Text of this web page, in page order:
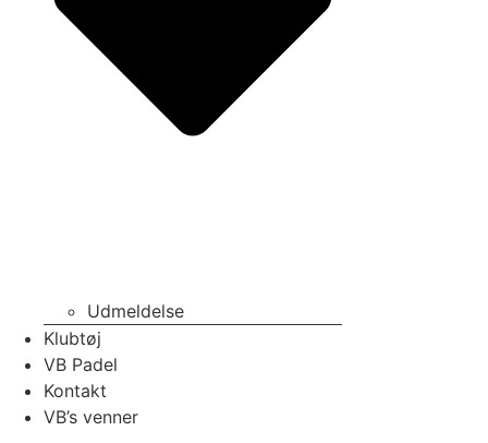
Udmeldelse
Klubtøj
VB Padel
Kontakt
VB’s venner